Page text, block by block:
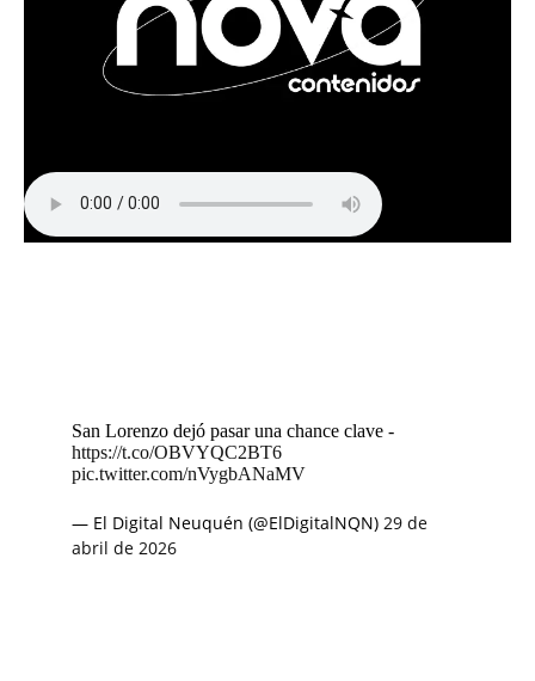
San Lorenzo dejó pasar una chance clave -
https://t.co/OBVYQC2BT6
pic.twitter.com/nVygbANaMV
— El Digital Neuquén (@ElDigitalNQN) 29 de
abril de 2026